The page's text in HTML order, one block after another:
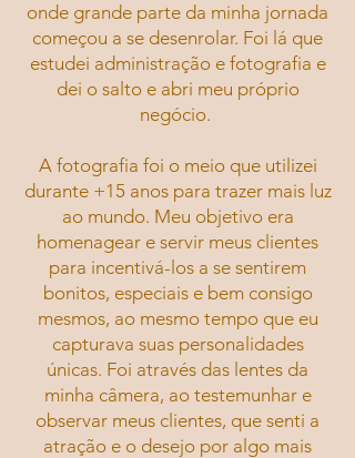
onde grande parte da minha jornada
começou a se desenrolar. Foi lá que
estudei administração e fotografia e
dei o salto e abri meu próprio
negócio.
A fotografia foi o meio que utilizei
durante +15 anos para trazer mais luz
ao mundo. Meu objetivo era
homenagear e servir meus clientes
para incentivá-los a se sentirem
bonitos, especiais e bem consigo
mesmos, ao mesmo tempo que eu
capturava suas personalidades
únicas. Foi através das lentes da
minha câmera, ao testemunhar e
observar meus clientes, que senti a
atração e o desejo por algo mais